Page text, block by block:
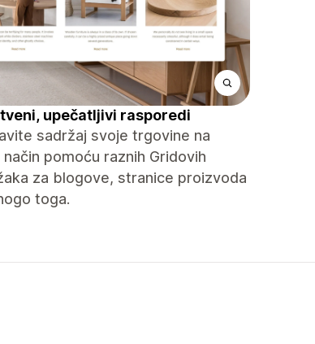
upečatljivi rasporedi
sadržaj svoje trgovine na
način pomoću raznih Gridovih
za blogove, stranice proizvoda
toga.